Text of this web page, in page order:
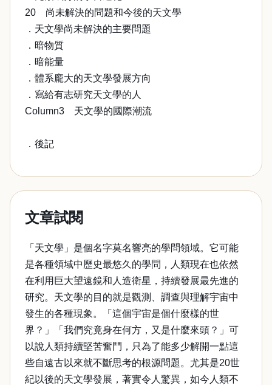
20 尚未解決的問題和今後的天文學
．天文學尚未解決的主要問題
．暗物質
．暗能量
．體系龐大的天文學發展方向
．寫給有志研究天文學的人
Column3 天文學的國際潮流
．後記
文章試閱
「天文學」是個名字莫名響亮的學問領域。它可能
是各種領域中歷史最悠久的學問，人類現在也依然
在利用巨大望遠鏡和人造衛星，持續發展最先進的
研究。天文學的目的就是觀測、調查與理解宇宙中
發生的各種現象。「這個宇宙是個什麼樣的世
界？」「我們究竟身在何方，又是什麼來頭？」可
以說人類持續堅苦奮鬥，只為了能多少解開一點這
些自遠古以來就不斷思考的根源問題。尤其是20世
紀以後的天文學發展，著實令人驚異，如今人類不